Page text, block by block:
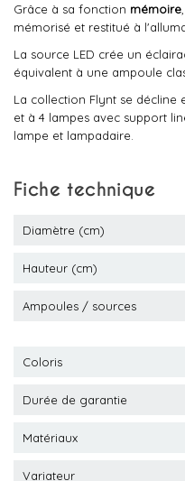
Grâce à sa fonction mémoire
mémorisé et restitué à
La source LED crée un
équivalent à une ampoule
La collection Flynt se décline
et à 4 lampes avec support
lampe et lampadaire.
Fiche technique
Diamètre (cm)
Hauteur (cm)
Ampoules / sources
Coloris
Durée de garantie
Matériaux
Variateur